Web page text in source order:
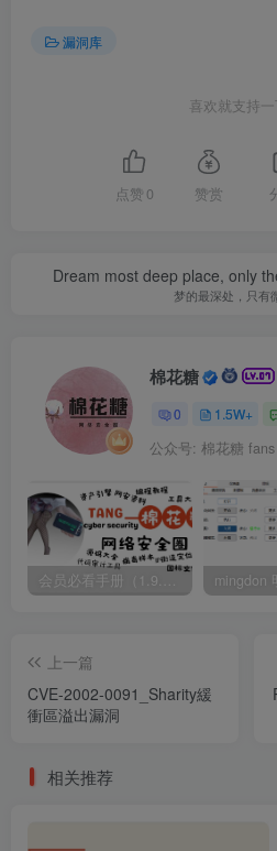
漏洞库
喜欢就支持
点赞 0 赞赏
Dream most deep place, only
梦的最深处，只有
棉花糖
0 1.5W+
公众号: 棉花糖 fans
会员必看手册（1.9.0版本 26.4.5更新）
上一篇
CVE-2002-0091_Sharity緩
衝區溢出漏洞
相关推荐